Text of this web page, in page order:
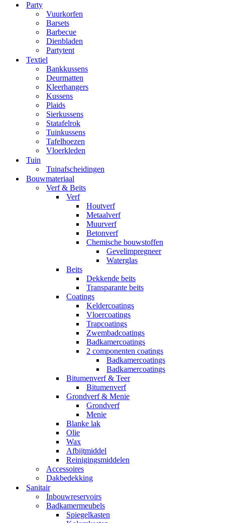
Party
Vuurkorfen
Barsets
Barbecue
Dienbladen
Partytent
Textiel
Bankkussens
Deurmatten
Kleerhangers
Kussens
Plaids
Sierkussens
Statafelrok
Tuinkussens
Tafelhoezen
Vloerkleden
Tuin
Tuinafscheidingen
Bouwmateriaal
Verf & Beits
Verf
Houtverf
Metaalverf
Muurverf
Betonverf
Chemische bouwstoffen
Gevelimpregneer
Waterglas
Beits
Dekkende beits
Transparante beits
Coatings
Keldercoatings
Vloercoatings
Trapcoatings
Zwembadcoatings
Badkamercoatings
2 componenten coatings
Badkamercoatings
Badkamercoatings
Bitumenverf & Teer
Bitumenverf
Grondverf & Menie
Grondverf
Menie
Blanke lak
Olie
Wax
Afbijtmiddel
Reinigingsmiddelen
Accessoires
Dakbedekking
Sanitair
Inbouwreservoirs
Badkamermeubels
Spiegelkasten